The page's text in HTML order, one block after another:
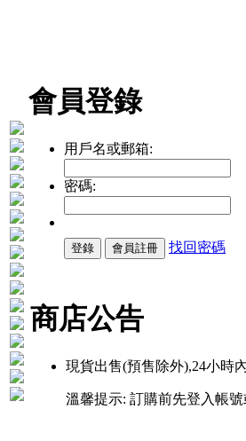
會員登錄
用戶名或郵箱:
密碼:
找回密碼
商店公告
現貨出售(預售除外),24小時
溫馨提示: 訂購前先登入帳